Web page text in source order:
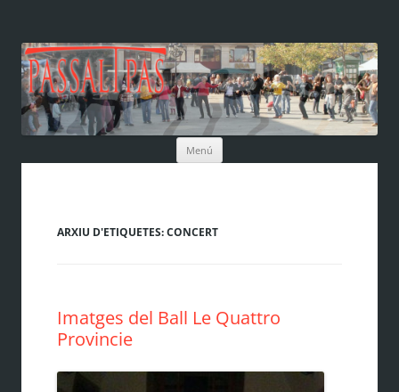
Menú
contingut
ARXIU D'ETIQUETES:CONCERT
Imatges del Ball Le Quattro
Provincie